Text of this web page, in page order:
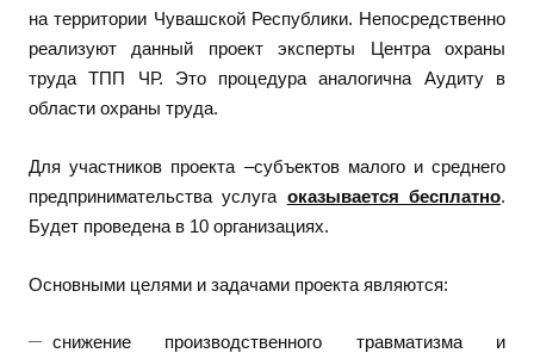
на территории Чувашской Республики. Непосредственно
реализуют данный проект эксперты Центра охраны
труда ТПП ЧР. Это процедура аналогична Аудиту в
области охраны труда.
Для участников проекта –субъектов малого и среднего
предпринимательства услуга оказывается бесплатно.
Будет проведена в 10 организациях.
Основными целями и задачами проекта являются:
снижение производственного травматизма и